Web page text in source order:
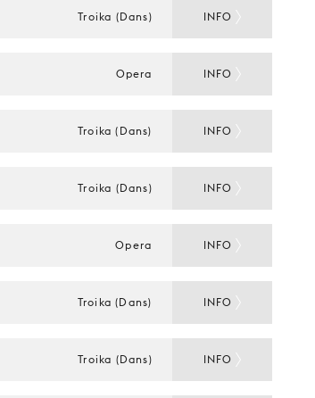
Troika (Dans) INFO
Opera INFO
Troika (Dans) INFO
Troika (Dans) INFO
Opera INFO
Troika (Dans) INFO
Troika (Dans) INFO